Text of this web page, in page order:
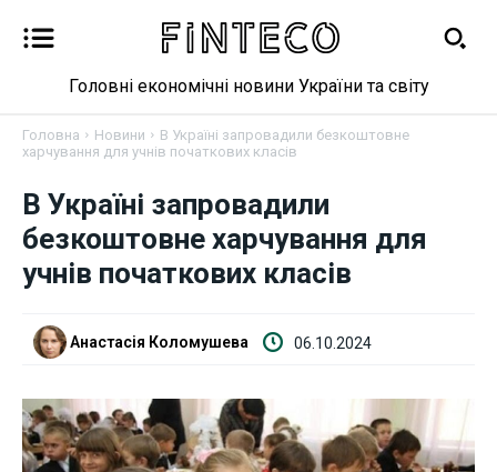
Новини
Бізнес
Криптовалюта
Головні економічні новини України та світу
Головна Новини
В Україні запровадили безкоштовне
харчування для учнів початкових класів
В Україні запровадили
безкоштовне харчування для
учнів початкових класів
Анастасія Коломушева 06.10.2024